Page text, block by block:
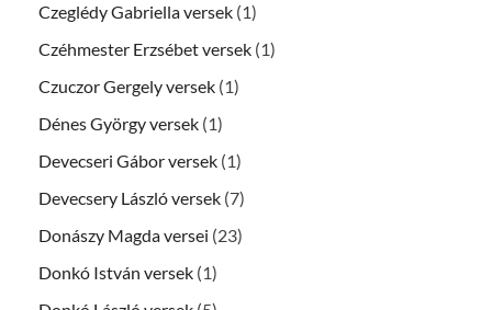
Czeglédy Gabriella versek (1)
Czéhmester Erzsébet versek (1)
Czuczor Gergely versek (1)
Dénes György versek (1)
Devecseri Gábor versek (1)
Devecsery László versek (7)
Donászy Magda versei (23)
Donkó István versek (1)